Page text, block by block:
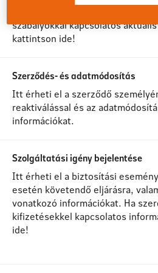
szabályokkal kapcsolatos
kattintson ide!
Szerződés- és adatmódosítás
Itt érheti el a szerződő
reaktiválással és az
információkat.
Szolgáltatási igény bejelentése
Itt érheti el a biztosítási
esetén követendő eljárásra,
vonatkozó információkat. Ha
kifizetésekkel kapcsolatos
ide!